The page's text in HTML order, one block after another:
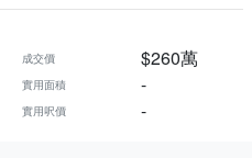
成交價 $260萬
實用面積 -
實用呎價 -